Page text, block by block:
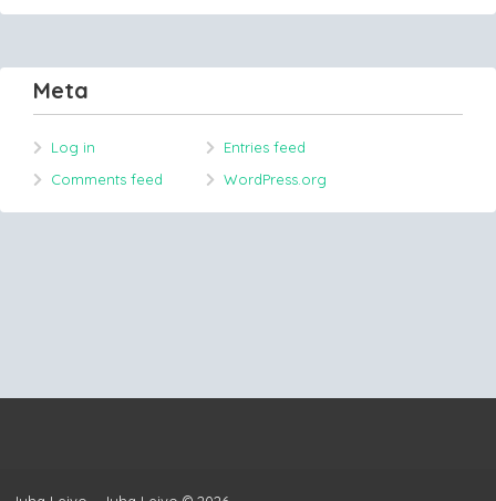
Meta
Log in
Entries feed
Comments feed
WordPress.org